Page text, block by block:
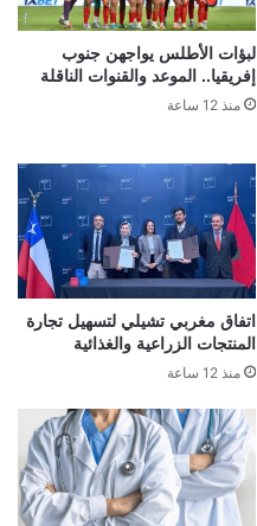
لبؤات الأطلس يواجهن جنوب
إفريقيا.. الموعد والقنوات الناقلة
منذ 12 ساعة
اتفاق مغربي تشيلي لتسهيل تجارة
المنتجات الزراعية والغذائية
منذ 12 ساعة